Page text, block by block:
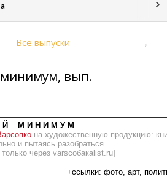
Все выпуски →
вып.
Й М И Н И М У М
на художественную продукцию:
и пытаясь разобраться.
через varsсобакаlist.ru]
+ссылки: фото, арт,